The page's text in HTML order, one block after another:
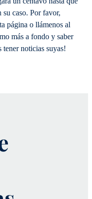
caso. Por favor,
página o llámenos al
más a fondo y saber
tener noticias suyas!